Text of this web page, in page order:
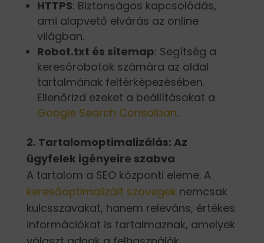
HTTPS: Biztonságos kapcsolódás,
ami alapvető elvárás az online
világban.
Robot.txt és sitemap: Segítség a
keresőrobotok számára az oldal
tartalmának feltérképezésében.
Ellenőrizd ezeket a beállításokat a
Google Search Consolban.
2. Tartalomoptimalizálás: Az
ügyfelek igényeire szabva
A tartalom a SEO központi eleme. A
keresőoptimalizált szövegek nemcsak
kulcsszavakat, hanem releváns, értékes
információkat is tartalmaznak, amelyek